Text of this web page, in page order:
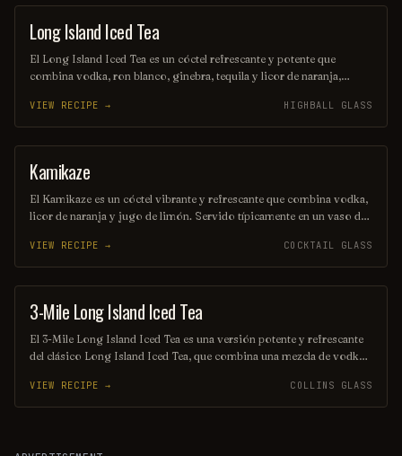
ORDINARY DRINK
Long Island Iced Tea
El Long Island Iced Tea es un cóctel refrescante y potente que
combina vodka, ron blanco, ginebra, tequila y licor de naranja,
nombre, no contiene té, pero su color ámbar y su sabor dulce y
cítrico lo hacen muy popular en fiestas y reuniones. Ideal para
quienes buscan una bebida con un fuerte impacto y un sabor
equilibrado.
VIEW RECIPE → HIGHBALL GLASS
ORDINARY DRINK
Kamikaze
El Kamikaze es un cóctel vibrante y refrescante que combina vodka,
licor de naranja y jugo de limón. Servido típicamente en un vaso de
en una opción popular para aquellos que buscan una explosión de
sabores en cada sorbo. Ideal para fiestas y celebraciones, el
Kamikaze es un clásico que nunca pasa de moda.
VIEW RECIPE → COCKTAIL GLASS
ORDINARY DRINK
3-Mile Long Island Iced Tea
El 3-Mile Long Island Iced Tea es una versión potente y refrescante
del clásico Long Island Iced Tea, que combina una mezcla de vodka,
con un toque de cola. Este cóctel es perfecto para quienes buscan
una experiencia intensa y deliciosa, ideal para disfrutar en una tarde
VIEW RECIPE → COLLINS GLASS